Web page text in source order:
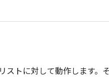
ストに対して動作します。